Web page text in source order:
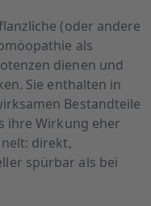
(oder andere
als
dienen und
Sie enthalten in
Bestandteile
ihre Wirkung eher
direkt,
spürbar als bei